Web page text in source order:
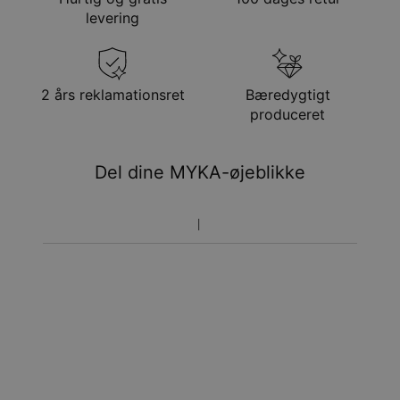
Metode Anslået leveringsdato
Gratis levering
man. 24. aug. - tir. 25.
Hastelevering
lør. 15. aug. - man. 17.
aug.
Du vil ikke blive opkrævet yderligere afgifter.
Vær opmærksom på at tidsperioden nævnt ovenfor er
levering
2 års reklamationsret
Bæredygtigt
produceret
Del dine MYKA-øjeblikke